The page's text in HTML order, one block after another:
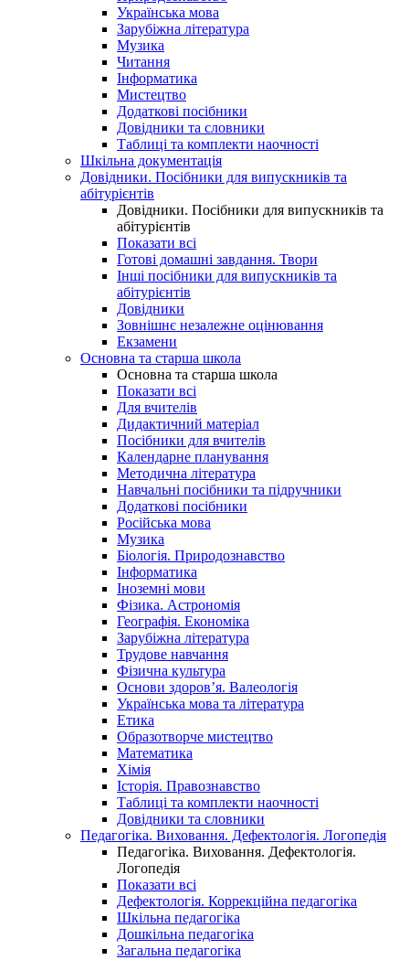
Українська мова
Зарубіжна література
Музика
Читання
Інформатика
Мистецтво
Додаткові посібники
Довідники та словники
Таблиці та комплекти наочності
Шкільна документація
Довідники. Посібники для випускників та
абітурієнтів
Довідники. Посібники для випускників та
абітурієнтів
Показати всі
Готові домашні завдання. Твори
Інші посібники для випускників та
абітурієнтів
Довідники
Зовнішнє незалежне оцінювання
Екзамени
Основна та старша школа
Основна та старша школа
Показати всі
Для вчителів
Дидактичний матеріал
Посібники для вчителів
Календарне планування
Методична література
Навчальні посібники та підручники
Додаткові посібники
Російська мова
Музика
Біологія. Природознавство
Інформатика
Іноземні мови
Фізика. Астрономія
Географія. Економіка
Зарубіжна література
Трудове навчання
Фізична культура
Основи здоров’я. Валеологія
Українська мова та література
Етика
Образотворче мистецтво
Математика
Хімія
Історія. Правознавство
Таблиці та комплекти наочності
Довідники та словники
Педагогіка. Виховання. Дефектологія. Логопедія
Педагогіка. Виховання. Дефектологія.
Логопедія
Показати всі
Дефектологія. Коррекційна педагогіка
Шкільна педагогіка
Дошкільна педагогіка
Загальна педагогіка